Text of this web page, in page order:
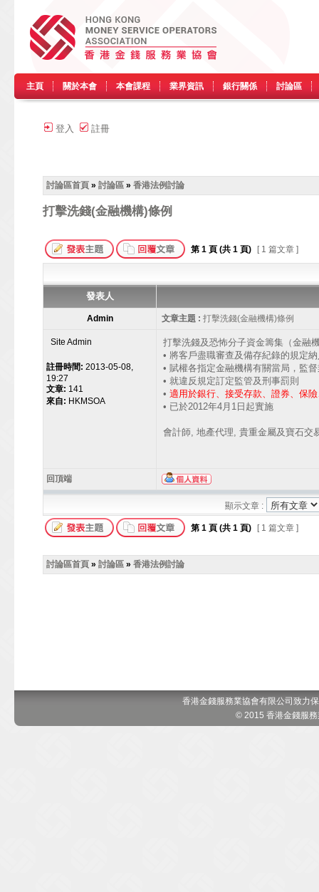
主頁 關於本會 本會課程 業界資訊 銀行關係 討論區
登入 註冊
討論區首頁 » 討論區 » 香港法例討論
打擊洗錢(金融機構)條例
第 1 頁 (共 1 頁) [ 1 篇文章 ]
發表人
Admin 文章主題 : 打擊洗錢(金融機構)條例
Site Admin
註冊時間: 2013-05-08,
19:27
文章: 141
來自: HKMSOA
打擊洗錢及恐怖分子資金籌集（金融
• 將客戶盡職審查及備存紀錄的規定
• 賦權各指定金融機構有關當局，監
• 就違反規定訂定監管及刑事罰則
• 適用於銀行、接受存款、證券、保
• 已於2012年4月1日起實施
會計師, 地產代理, 貴重金屬及寶石交
回頂端
顯示文章 :
第 1 頁 (共 1 頁) [ 1 篇文章 ]
討論區首頁 » 討論區 » 香港法例討論
香港金錢服務業協會有限公司致力
© 2015 香港金錢服